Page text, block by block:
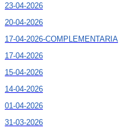
23-04-2026
20-04-2026
17-04-2026-COMPLEMENTARIA
17-04-2026
15-04-2026
14-04-2026
01-04-2026
31-03-2026